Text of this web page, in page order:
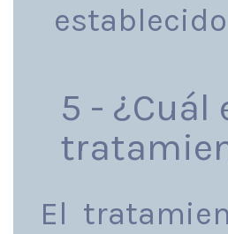
establecido
5 -
El